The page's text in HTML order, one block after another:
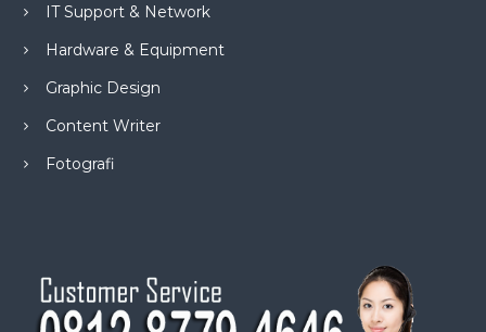
IT Support & Network
Hardware & Equipment
Graphic Design
Content Writer
Fotografi